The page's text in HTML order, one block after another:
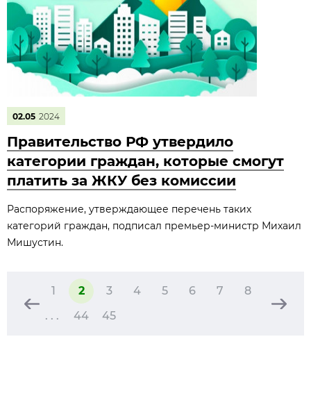
02.05 2024
Правительство РФ утвердило
категории граждан, которые смогут
платить за ЖКУ без комиссии
Распоряжение, утверждающее перечень таких
категорий граждан, подписал премьер-министр Михаил
Мишустин.
1 2 3 4 5 6 7
8
. . .
44 45